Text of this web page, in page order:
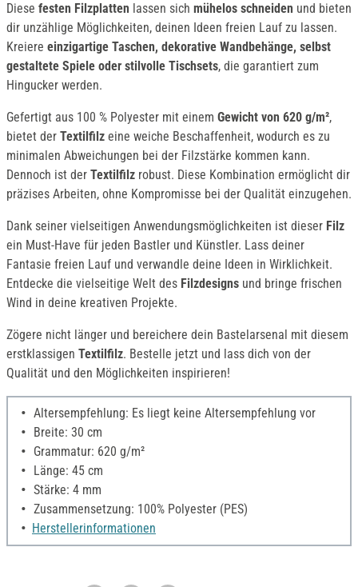
Diese festen Filzplatten lassen sich mühelos schneiden und bieten
dir unzählige Möglichkeiten, deinen Ideen freien Lauf zu lassen.
Kreiere einzigartige Taschen, dekorative Wandbehänge, selbst
gestaltete Spiele oder stilvolle Tischsets, die garantiert zum
Hingucker werden.
Gefertigt aus 100 % Polyester mit einem Gewicht von 620 g/m²,
bietet der Textilfilz eine weiche Beschaffenheit, wodurch es zu
minimalen Abweichungen bei der Filzstärke kommen kann.
Dennoch ist der Textilfilz robust. Diese Kombination ermöglicht dir
präzises Arbeiten, ohne Kompromisse bei der Qualität einzugehen.
Dank seiner vielseitigen Anwendungsmöglichkeiten ist dieser Filz
ein Must-Have für jeden Bastler und Künstler. Lass deiner
Fantasie freien Lauf und verwandle deine Ideen in Wirklichkeit.
Entdecke die vielseitige Welt des Filzdesigns und bringe frischen
Wind in deine kreativen Projekte.
Zögere nicht länger und bereichere dein Bastelarsenal mit diesem
erstklassigen Textilfilz. Bestelle jetzt und lass dich von der
Qualität und den Möglichkeiten inspirieren!
Altersempfehlung: Es liegt keine Altersempfehlung vor
Breite: 30 cm
Grammatur: 620 g/m²
Länge: 45 cm
Stärke: 4 mm
Zusammensetzung: 100% Polyester (PES)
Herstellerinformationen